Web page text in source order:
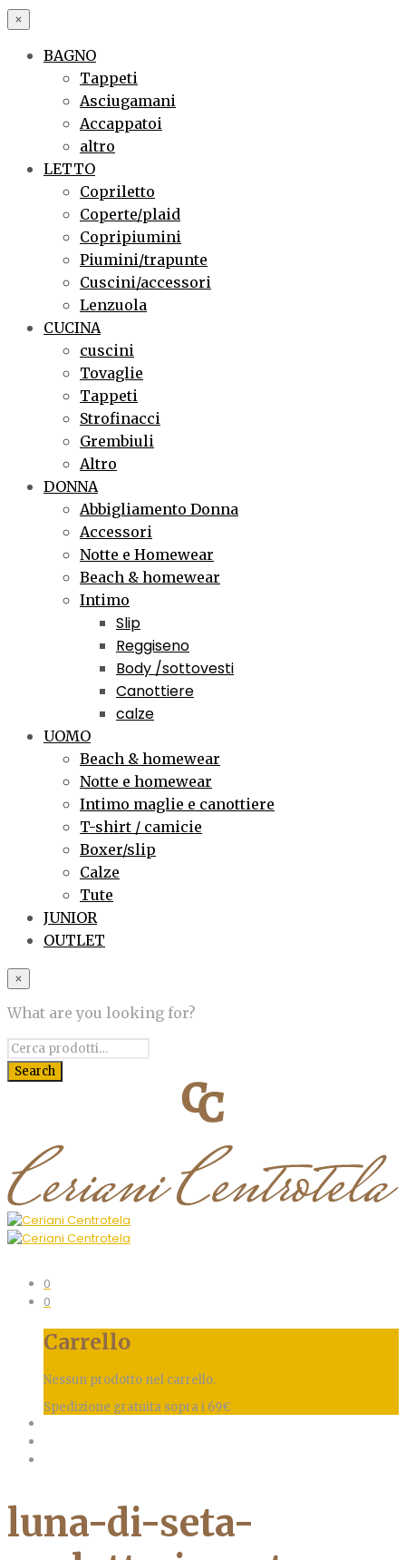
×
BAGNO
Tappeti
Asciugamani
Accappatoi
altro
LETTO
Copriletto
Coperte/plaid
Copripiumini
Piumini/trapunte
Cuscini/accessori
Lenzuola
CUCINA
cuscini
Tovaglie
Tappeti
Strofinacci
Grembiuli
Altro
DONNA
Abbigliamento Donna
Accessori
Notte e Homewear
Beach & homewear
Intimo
Slip
Reggiseno
Body /sottovesti
Canottiere
calze
UOMO
Beach & homewear
Notte e homewear
Intimo maglie e canottiere
T-shirt / camicie
Boxer/slip
Calze
Tute
JUNIOR
OUTLET
×
What are you looking for?
0
0
Carrello
Nessun prodotto nel carrello.
Spedizione gratuita sopra i 69€
luna-di-seta-